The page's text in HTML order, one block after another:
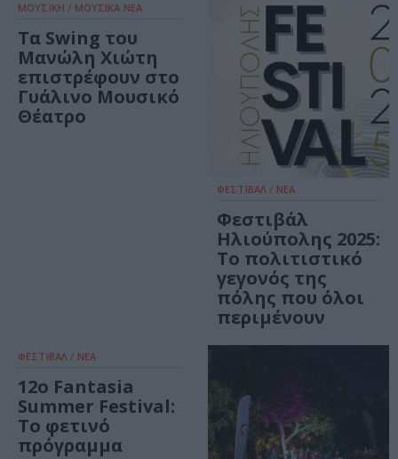
ΜΟΥΣΙΚΗ / ΜΟΥΣΙΚΑ ΝΕΑ
Τα Swing του
Μανώλη Χιώτη
επιστρέφουν στο
Γυάλινο Μουσικό
Θέατρο
ΦΕΣΤΙΒΑΛ / ΝΕΑ
Φεστιβάλ
Ηλιούπολης 2025:
Το πολιτιστικό
γεγονός της
πόλης που όλοι
περιμένουν
ΦΕΣΤΙΒΑΛ / ΝΕΑ
12o Fantasia
Summer Festival:
Το φετινό
πρόγραμμα